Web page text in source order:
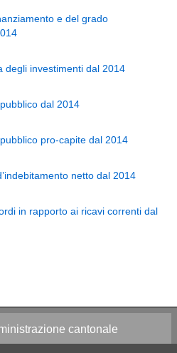
e del grado
degli investimenti dal 2014
dal 2014
pro-capite dal 2014
netto dal 2014
in rapporto ai ricavi correnti dal
cantonale